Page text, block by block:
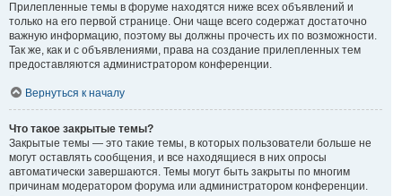
Прилепленные темы в форуме находятся ниже всех объявлений и
только на его первой странице. Они чаще всего содержат достаточно
важную информацию, поэтому вы должны прочесть их по возможности.
Так же, как и с объявлениями, права на создание прилепленных тем
предоставляются администратором конференции.
Вернуться к началу
Что такое закрытые темы?
Закрытые темы — это такие темы, в которых пользователи больше не
могут оставлять сообщения, и все находящиеся в них опросы
автоматически завершаются. Темы могут быть закрыты по многим
причинам модератором форума или администратором конференции.